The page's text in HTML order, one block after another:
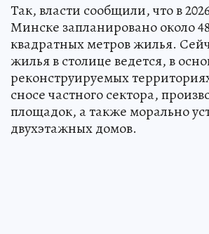
Так, власти сообщили, что в
Минске запланировано около
квадратных метров жилья.
жилья в столице ведется, в
реконструируемых
сносе частного сектора,
площадок, а также морально
двухэтажных домов.